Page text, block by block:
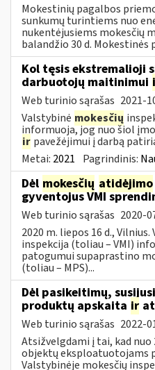
Mokestinių pagalbos
sunkumų turintiems nuo
nukentėjusiems mokesčių
balandžio 30 d. Mokestinės
Kol tęsis ekstremalioji
darbuotojų maitinimui
Web turinio sąrašas 2021-
Valstybinė mokesčių
informuoja, jog nuo šiol
ir pavežėjimui į darbą
Metai: 2021 Pagrindinis:
Dėl mokesčių atidėjimo
gyventojus VMI
Web turinio sąrašas 2020-
2020 m. liepos 16 d.,
inspekcija (toliau – VMI)
patogumui supaprastino
(toliau – MPS)...
Dėl pasikeitimų,
produktų apskaita ir
Web turinio sąrašas 2022-
Atsižvelgdami į tai, kad nuo
objektų eksploatuotojams
Valstybinėje mokesčių